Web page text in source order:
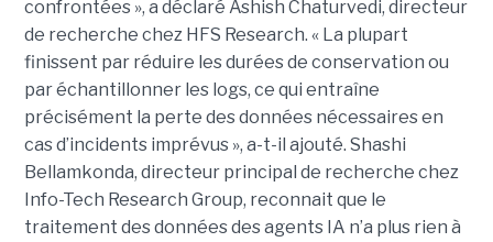
confrontées », a déclaré Ashish Chaturvedi, directeur
de recherche chez HFS Research. « La plupart
finissent par réduire les durées de conservation ou
par échantillonner les logs, ce qui entraîne
précisément la perte des données nécessaires en
cas d’incidents imprévus », a-t-il ajouté. Shashi
Bellamkonda, directeur principal de recherche chez
Info-Tech Research Group, reconnait que le
traitement des données des agents IA n’a plus rien à